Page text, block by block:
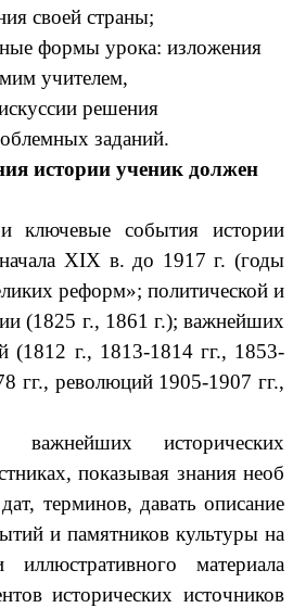
своей страны;
формы урока: изложения
учителем,
решения
заданий.
истории ученик должен
ключевые события истории
XIX в. до 1917 г. (годы
реформ»; политической и
(1825 г., 1861 г.); важнейших
(1812 г., 1813-1814 гг., 1853-
гг., революций 1905-1907 гг.,
важнейших исторических
показывая знания необ
терминов, давать описание
и памятников культуры на
материала
исторических источников